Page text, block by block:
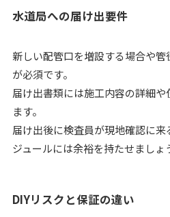
水道局への届け出要件
新しい配管口を増設する場合や
が必須です。
届け出書類には施工内容の詳細
ます。
届け出後に検査員が現地確認に
ジュールには余裕を持たせましょ
DIYリスクと保証の違い